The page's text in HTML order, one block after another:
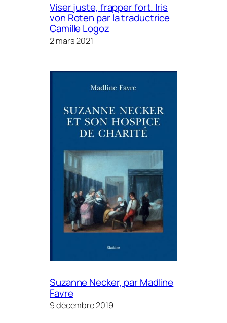
Viser juste, frapper fort. Iris
von Roten par la traductrice
Camille Logoz
2 mars 2021
Suzanne Necker, par Madline
Favre
9 décembre 2019